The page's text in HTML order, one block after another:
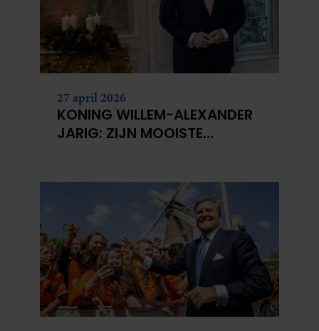
27 april 2026
KONING WILLEM-ALEXANDER
JARIG: ZIJN MOOISTE